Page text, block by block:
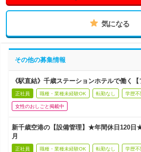
気になる
その他の募集情報
《駅直結》千歳ステーションホテルで働く【
正社員 職種・業種未経験OK 転勤なし 学歴不
女性のおしごと掲載中
新千歳空港の【設備管理】★年間休日120日
月
正社員 職種・業種未経験OK 転勤なし 学歴不